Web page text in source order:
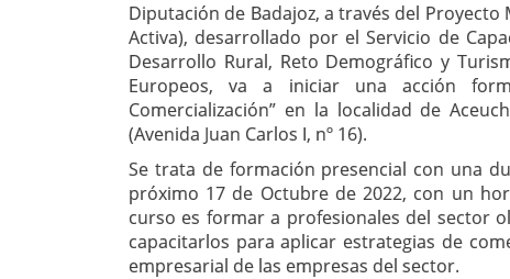
Diputación de Badajoz, a través del
Activa), desarrollado por el Servicio de
Desarrollo Rural, Reto Demográfico y
Europeos, va a iniciar una acción
Comercialización” en la localidad de
(Avenida Juan Carlos I, nº 16).
Se trata de formación presencial con una
próximo 17 de Octubre de 2022, con un
curso es formar a profesionales del sector
capacitarlos para aplicar estrategias de
empresarial de las empresas del sector.